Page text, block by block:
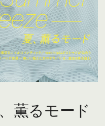
薫るモード